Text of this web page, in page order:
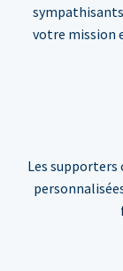
votre mission
Les supporters